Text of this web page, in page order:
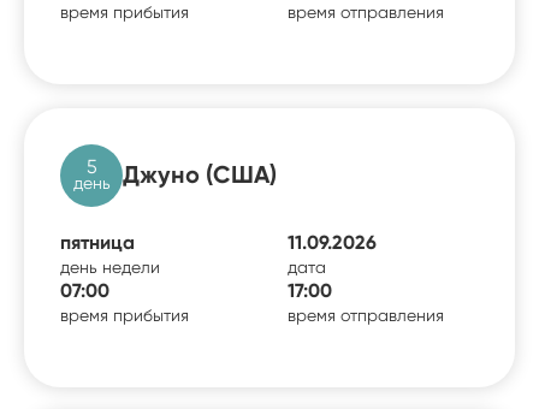
время прибытия время отправления
5
день Джуно (США)
пятница
день недели
11.09.2026
дата
07:00
время прибытия
17:00
время отправления